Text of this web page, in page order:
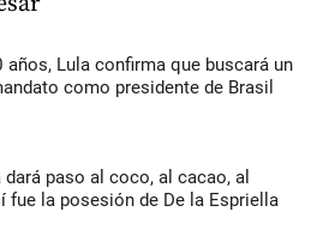
años, Lula confirma que buscará un
como presidente de Brasil
dará paso al coco, al cacao, al
fue la posesión de De la Espriella